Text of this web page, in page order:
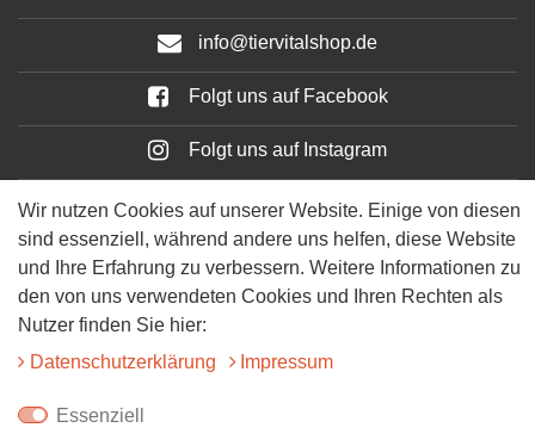
info@tiervitalshop.de
Folgt uns auf Facebook
Folgt uns auf Instagram
© 2025 Tiervitalshop | Webentwicklung & Webdesign
Wir nutzen Cookies auf unserer Website. Einige von diesen
sind essenziell, während andere uns helfen, diese Website
und Ihre Erfahrung zu verbessern. Weitere Informationen zu
den von uns verwendeten Cookies und Ihren Rechten als
Nutzer finden Sie hier:
Daten­schutz­erklärung
Impressum
Essenziell